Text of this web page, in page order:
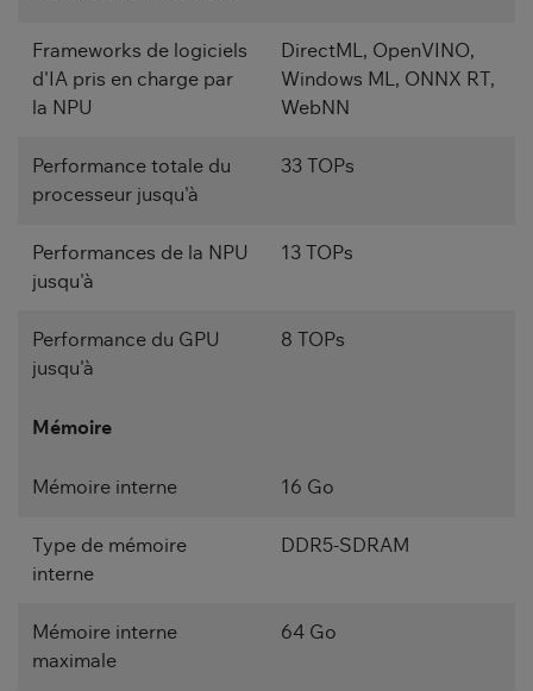
Frameworks de logiciels
d'IA pris en charge par
la NPU
DirectML, OpenVINO,
Windows ML, ONNX RT,
WebNN
Performance totale du
processeur jusqu'à
33 TOPs
Performances de la NPU
jusqu'à
13 TOPs
Performance du GPU
jusqu'à
8 TOPs
Mémoire
Mémoire interne 16 Go
Type de mémoire
interne
DDR5-SDRAM
Mémoire interne
maximale
64 Go